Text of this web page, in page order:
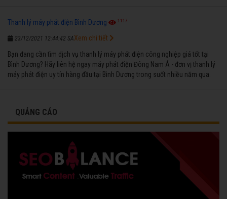
Thanh lý máy phát điện Bình Dương 1117
23/12/2021 12:44:42 SA
Bạn đang cần tìm dịch vụ thanh lý máy phát điện công nghiệp giá tốt tại
Bình Dương? Hãy liên hệ ngay máy phát điện Đông Nam Á - đơn vị thanh lý
máy phát điện uy tín hàng đầu tại Bình Dương trong suốt nhiều năm qua.
Xem chi tiết
QUẢNG CÁO